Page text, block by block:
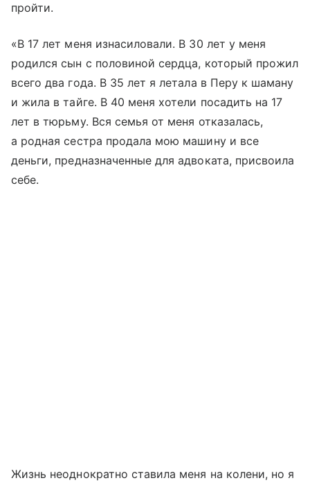
пройти.
«В 17 лет меня изнасиловали. В 30 лет у меня
родился сын с половиной сердца, который прожил
всего два года. В З5 лет я летала в Перу к шаману
и жила в тайге. В 40 меня хотели посадить на 17
лет в тюрьму. Вся семья от меня отказалась,
а родная сестра продала мою машину и все
деньги, предназначенные для адвоката, присвоила
себе.
Жизнь неоднократно ставила меня на колени, но я